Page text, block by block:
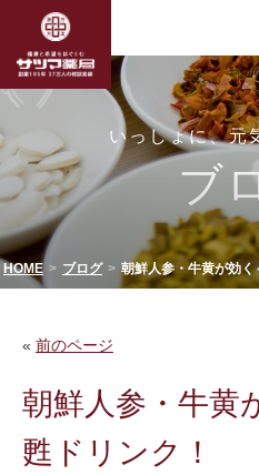
いっしょに、元
ブ
HOME ブログ 朝鮮人参・牛黄が効く
« 前のページ
朝鮮人参・牛黄
甦ドリンク！